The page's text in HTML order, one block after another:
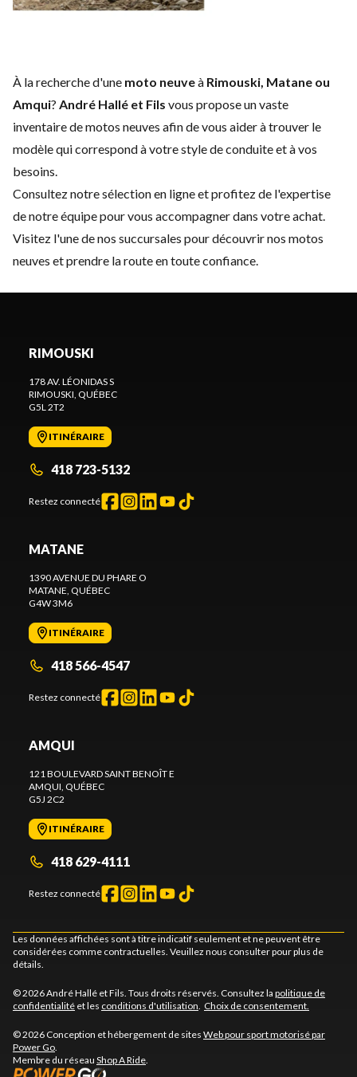
À la recherche d'une moto neuveà Rimouski, Matane ou
Amqui? André Hallé et Fils vous propose un vaste
inventaire de motos neuves afin de vous aider à trouver le
modèle qui correspond à votre style de conduite et à vos
besoins.
Consultez notre sélection en ligne et profitez de l'expertise
de notre équipe pour vous accompagner dans votre achat.
Visitez l'une de nos succursales pour découvrir nos motos
neuves et prendre la route en toute confiance.
RIMOUSKI
178 AV. LÉONIDAS S
RIMOUSKI , QUÉBEC
G5L 2T2
ITINÉRAIRE
418 723-5132
Restez connecté
MATANE
1390 AVENUE DU PHARE O
MATANE , QUÉBEC
G4W 3M6
ITINÉRAIRE
418 566-4547
Restez connecté
AMQUI
121 BOULEVARD SAINT BENOÎT E
AMQUI , QUÉBEC
G5J 2C2
ITINÉRAIRE
418 629-4111
Restez connecté
Les données affichées sont à titre indicatif seulement et ne peuvent être
considérées comme contractuelles. Veuillez nous consulter pour plus de
détails.
© 2026 André Hallé et Fils. Tous droits réservés. Consultez la politique de
confidentialité et les conditions d'utilisation Choix de consentement.
© 2026 Conception et hébergement de sites Web pour sport motorisé par
Power Go
Membre du réseau Shop A Ride